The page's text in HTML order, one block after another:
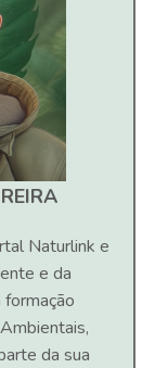
Naturlink e
e da
formação
da sua